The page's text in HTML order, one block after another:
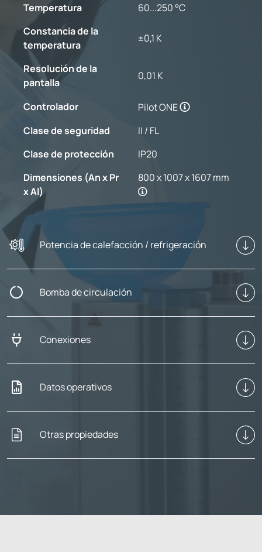
Temperatura
60...250 °C
Constancia de la
temperatura
±0,1 K
Resolución de la
pantalla
0,01 K
Controlador
Pilot ONE
Clase de seguridad
II / FL
Clase de protección
IP20
Dimensiones (An x Pr
x Al)
800 x 1007 x 1607 mm
Potencia de calefacción / refrigeración
Bomba de circulación
Conexiones
Datos operativos
Otras propiedades